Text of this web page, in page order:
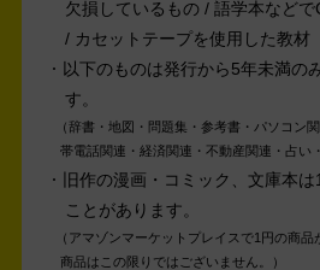
欠損しているもの / 語学本など
/ カセットテープを使用した教材
以下のものは発行から5年未満の
す。
辞書・地図・問題集・参考書・パソコン
帯電話関連・経済関連・不動産関連・占い
旧作の漫画・コミック、文庫本
ことがあります。
アマゾンマーケットプレイスで1円の商
商品はこの限りではございません。